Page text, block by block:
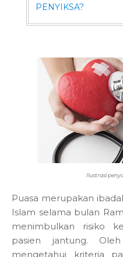
PENYIKSA?
Ilustrasi
Puasa merupakan
Islam selama bulan
menimbulkan risiko
pasien jantung.
mengetahui kriteria